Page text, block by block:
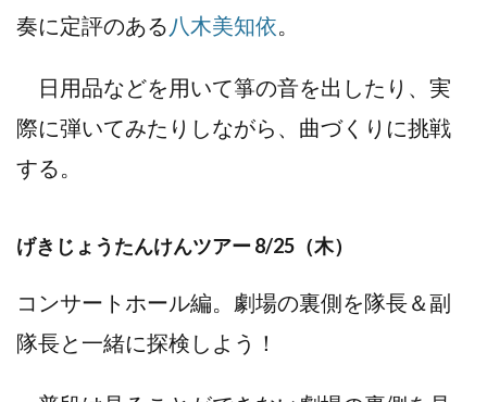
奏に定評のある 八木美知依。
日用品などを用いて箏の音を出したり、実
際に弾いてみたりしながら、曲づくりに挑戦
する。
げきじょうたんけんツアー 8/25（木）
コンサートホール編。劇場の裏側を隊長＆副
隊長と一緒に探検しよう！